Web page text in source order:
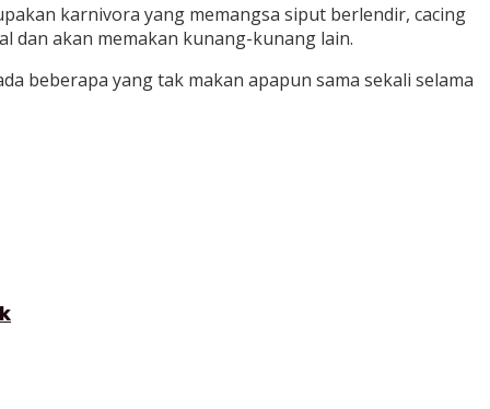
karnivora yang memangsa siput berlendir, cacing
dan akan memakan kunang-kunang lain.
beberapa yang tak makan apapun sama sekali selama